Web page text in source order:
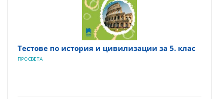
Тестове по история и цивилизации за 5. клас
ПРОСВЕТА